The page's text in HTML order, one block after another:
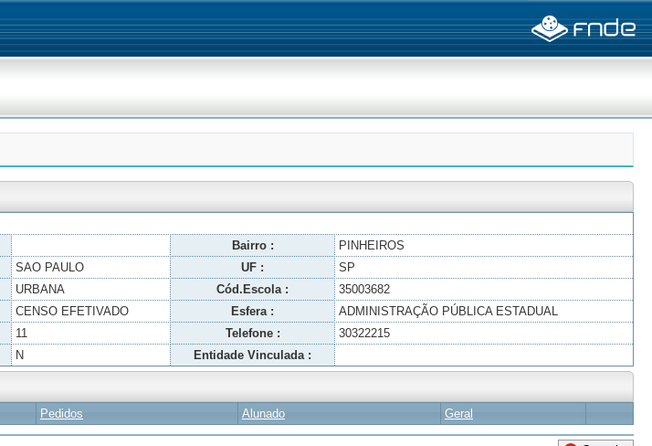
Bairro :
PINHEIROS
SAO PAULO UF :
SP
URBANA Cód.Escola :
35003682
CENSO EFETIVADO Esfera :
ADMINISTRAÇÃO PÚBLICA ESTADUAL
11 Telefone :
30322215
N Entidade Vinculada :
Pedidos Alunado Geral